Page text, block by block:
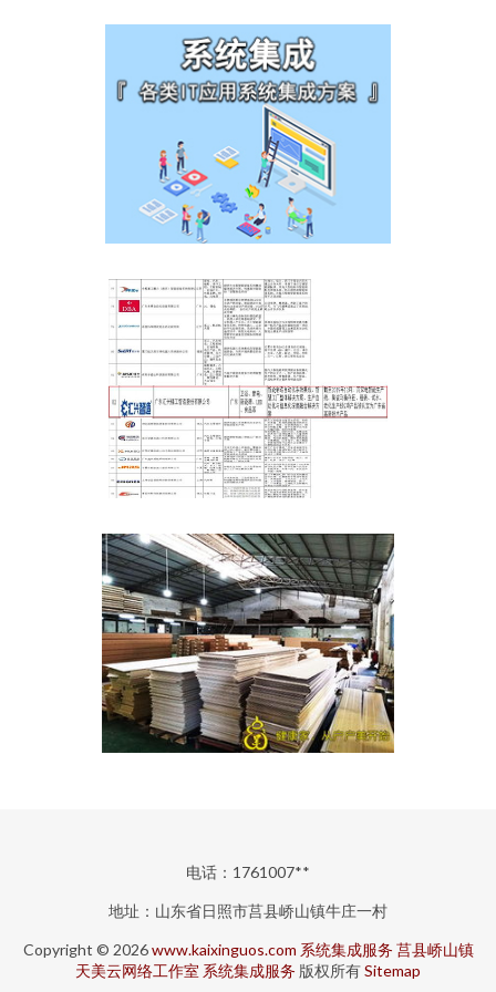
电话：1761007**
地址：山东省日照市莒县峤山镇牛庄一村
Copyright © 2026www.kaixinguos.com 系统集成服务 莒县峤山镇
天美云网络工作室 系统集成服务 版权所有Sitemap